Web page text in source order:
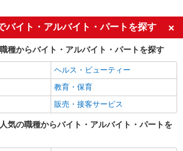
駅の求人を探す
ミドル（40代～）活躍中
躍中
シニア（60代～）活躍中
週払い
髪型・髪色自由
グループ会
交通費支給
バイト・アルバイト・パートを探す
種からバイト・アルバイト・パートを探す
ヘルス・ビューティー
教育・保育
販売・接客サービス
気の職種からバイト・アルバイト・パートを